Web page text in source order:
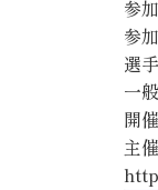
参
参
選
一
開
主